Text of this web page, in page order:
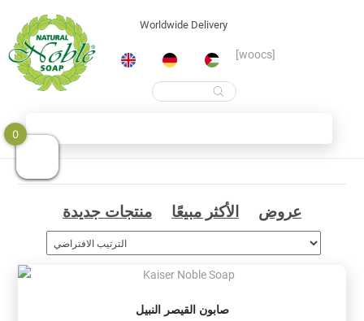
Skip
to
content
Worldwide Delivery
[woocs]
Products
search
Shop
منتجات جديدة الأكثر مبيعًا عروض
صابون القيصر النبيل
0